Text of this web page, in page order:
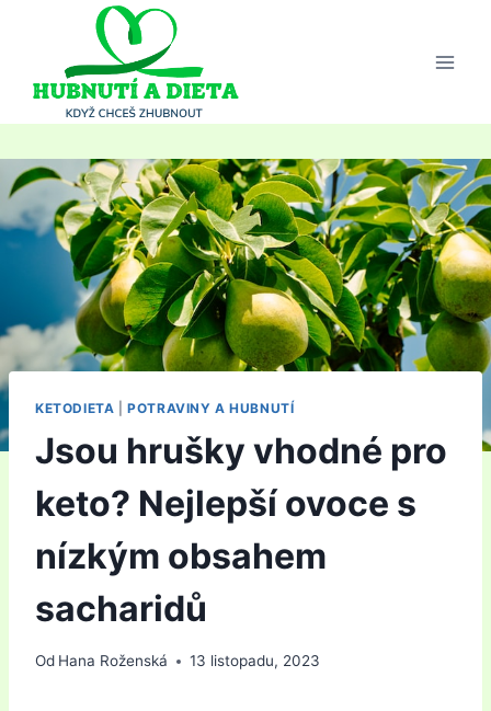
KETODIETA |POTRAVINY A HUBNUTÍ
Jsou hrušky vhodné pro
keto? Nejlepší ovoce s
nízkým obsahem
sacharidů
Od Hana Roženská 13 listopadu, 2023